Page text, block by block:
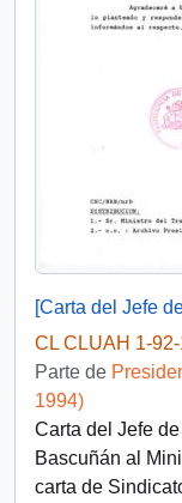
CL CLUAH 1-
Parte de
1994)
Carta del Jefe
Bascuñán al
carta de